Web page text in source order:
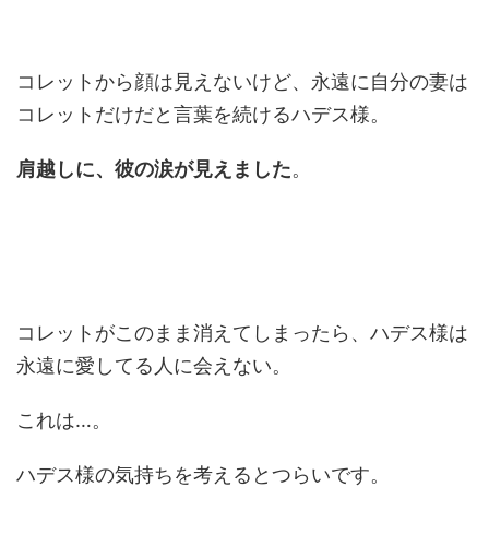
コレットから顔は見えないけど、永遠に自分の妻は
コレットだけだと言葉を続けるハデス様。
肩越しに、彼の涙が見えました。
コレットがこのまま消えてしまったら、ハデス様は
永遠に愛してる人に会えない。
これは…。
ハデス様の気持ちを考えるとつらいです。